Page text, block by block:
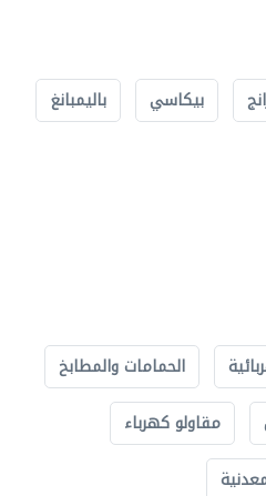
بيكاسي باليمبانغ
الحمامات والمطابخ
مقاولو كهرباء